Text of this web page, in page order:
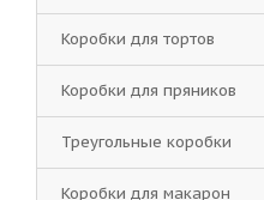
Коробки для тортов
Коробки для пряников
Треугольные коробки
Коробки для макарон